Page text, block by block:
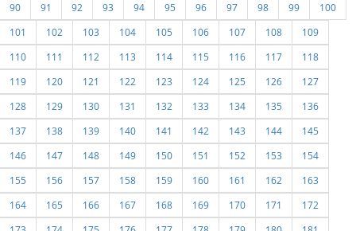
90
91 92 93 94 95 96 97 98 99
100
101
102 103 104 105 106 107 108
109
110
111 112 113 114 115 116 117
118
119
120 121 122 123 124 125 126
127
128
129 130 131 132 133 134 135
136
137
138 139 140 141 142 143 144
145
146
147 148 149 150 151 152 153
154
155
156 157 158 159 160 161 162
163
164
165 166 167 168 169 170 171
172